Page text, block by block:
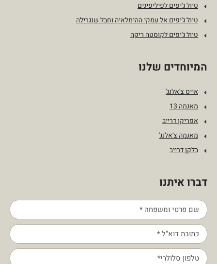
טיול ג'יפים לפיליפינים
טיול ג'יפים אל עמקי ההימלאיה וחבל שנגרילה
טיול ג'יפים לקוסטה ריקה
המיוחדים שלנו
אייס צ'אלנג'
מאגמה 13
אפריקן דרייב
מאגמה צ'אלנג'
בלקן דרייב
דברו איתנו